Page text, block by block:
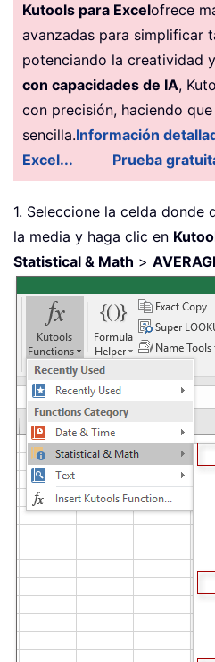
Kutools para Excelofrece
avanzadas para simplificar
potenciando la creatividad
con capacidades de IA,
con precisión, haciendo
sencilla.Información
Excel...
Prueba
1. Seleccione la celda donde
la media y haga clic en
Statistical & Math >